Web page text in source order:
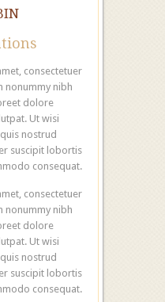
consectetuer
nonummy nibh
dolore
Ut wisi
nostrud
suscipit lobortis
consequat.
consectetuer
nonummy nibh
dolore
Ut wisi
nostrud
suscipit lobortis
consequat.